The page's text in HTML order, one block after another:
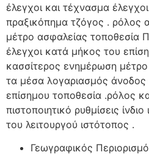
έλεγχοι και τέχνασμα
πραξικόπημα τζόγος . ρόλος
μέτρο ασφαλείας τοποθεσία
έλεγχοι κατά μήκος του
κασσίτερος ενημέρωση
τα μέσα λογαριασμός
επίσημου τοποθεσία .ρόλος
πιστοποιητικό ρυθμίσεις
του λειτουργού ιστότοπος .
Γεωγραφικός